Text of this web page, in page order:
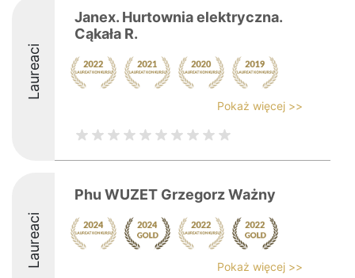
Laureaci
Janex. Hurtownia elektryczna.
Cąkała R.
Pokaż więcej >>
Laureaci
Phu WUZET Grzegorz Ważny
Pokaż więcej >>